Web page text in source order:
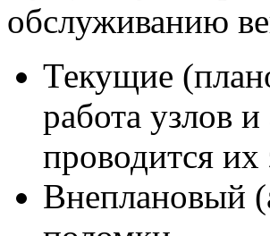
обслуживанию
Текущие
работа узлов
проводится их
Внеплановый